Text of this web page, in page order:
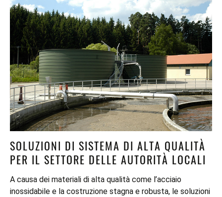
SOLUZIONI DI SISTEMA DI ALTA QUALITÀ
PER IL SETTORE DELLE AUTORITÀ LOCALI
A causa dei materiali di alta qualità come l’acciaio
inossidabile e la costruzione stagna e robusta, le soluzioni